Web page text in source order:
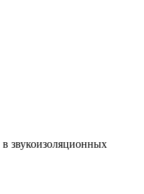
звукоизоляционных